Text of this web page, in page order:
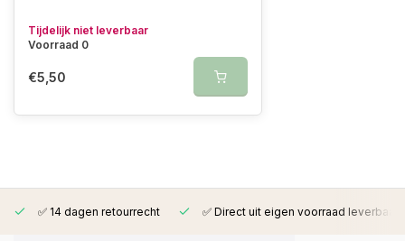
Tijdelijk niet leverbaar
Voorraad 0
€5,50
✅ 14 dagen retourrecht ✅ Direct uit eigen voorraad leverbaar